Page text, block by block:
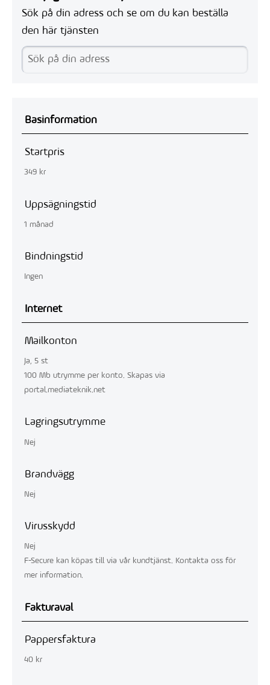
Sök på din adress och se om du kan beställa
den här tjänsten
Basinformation
Startpris
349 kr
Uppsägningstid
1 månad
Bindningstid
Ingen
Internet
Mailkonton
Ja, 5 st
100 Mb utrymme per konto. Skapas via
portal.mediateknik.net
Lagringsutrymme
Nej
Brandvägg
Nej
Virusskydd
Nej
F-Secure kan köpas till via vår kundtjänst. Kontakta oss för
mer information.
Fakturaval
Pappersfaktura
40 kr